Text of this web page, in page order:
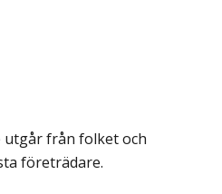
utgår från folket och
företrädare.